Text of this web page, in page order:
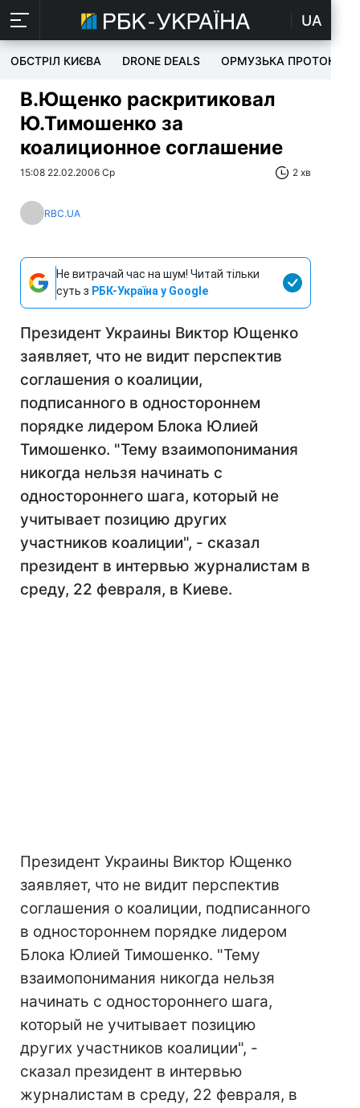
UA
ОБСТРІЛ КИЄВА DRONE DEALS ОРМУЗЬКА ПРОТОКА
В.Ющенко раскритиковал
Ю.Тимошенко за
коалиционное соглашение
15:08 22.02.2006 Ср 2 хв
RBC.UA
Не витрачай час на шум! Читай тільки
суть з РБК-Україна у Google
Президент Украины Виктор Ющенко
заявляет, что не видит перспектив
соглашения о коалиции,
подписанного в одностороннем
порядке лидером Блока Юлией
Тимошенко. "Тему взаимопонимания
никогда нельзя начинать с
одностороннего шага, который не
учитывает позицию других
участников коалиции", - сказал
президент в интервью журналистам в
среду, 22 февраля, в Киеве.
Президент Украины Виктор Ющенко
заявляет, что не видит перспектив
соглашения о коалиции, подписанного
в одностороннем порядке лидером
Блока Юлией Тимошенко. "Тему
взаимопонимания никогда нельзя
начинать с одностороннего шага,
который не учитывает позицию
других участников коалиции", -
сказал президент в интервью
журналистам в среду, 22 февраля, в